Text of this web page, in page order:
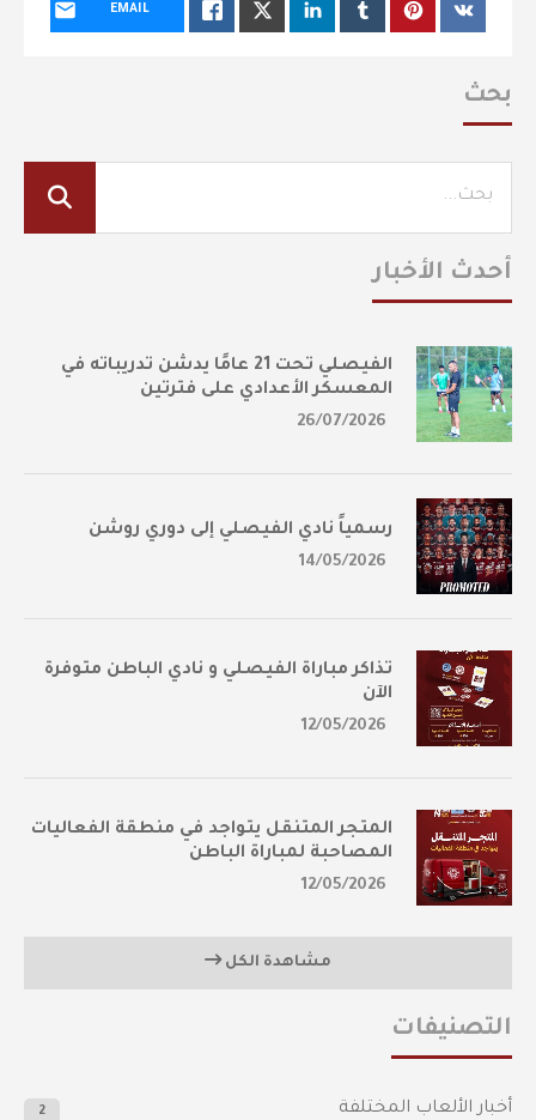
EMAIL
بحث
أحدث الأخبار
الفيصلي تحت 21 عامًا يدشن تدريباته في
المعسكر الأعدادي على فترتين
26/07/2026
رسمياً نادي الفيصلي إلى دوري روشن
14/05/2026
تذاكر مباراة الفيصلي و نادي الباطن متوفرة
الآن
12/05/2026
المتجر المتنقل يتواجد في منطقة الفعاليات
المصاحبة لمباراة الباطن
12/05/2026
مشاهدة الكل
التصنيفات
أخبار الألعاب المختلفة 2